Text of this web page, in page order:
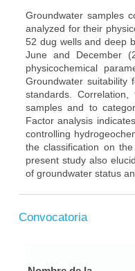
Groundwater samples
analyzed for their
52 dug wells and deep
June and December
physicochemical
Groundwater suitability
standards.
samples and to
Factor analysis
controlling
the classification on
present study also
of groundwater status
Convocatoria